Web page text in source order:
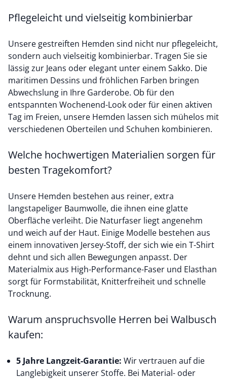
Pflegeleicht und vielseitig kombinierbar
Unsere gestreiften Hemden sind nicht nur pflegeleicht,
sondern auch vielseitig kombinierbar. Tragen Sie sie
lässig zur Jeans oder elegant unter einem Sakko. Die
maritimen Dessins und fröhlichen Farben bringen
Abwechslung in Ihre Garderobe. Ob für den
entspannten Wochenend-Look oder für einen aktiven
Tag im Freien, unsere Hemden lassen sich mühelos mit
verschiedenen Oberteilen und Schuhen kombinieren.
Welche hochwertigen Materialien sorgen für
besten Tragekomfort?
Unsere Hemden bestehen aus reiner, extra
langstapeliger Baumwolle, die ihnen eine glatte
Oberfläche verleiht. Die Naturfaser liegt angenehm
und weich auf der Haut. Einige Modelle bestehen aus
einem innovativen Jersey-Stoff, der sich wie ein T-Shirt
dehnt und sich allen Bewegungen anpasst. Der
Materialmix aus High-Performance-Faser und Elasthan
sorgt für Formstabilität, Knitterfreiheit und schnelle
Trocknung.
Warum anspruchsvolle Herren bei Walbusch
kaufen:
5 Jahre Langzeit-Garantie: Wir vertrauen auf die
Langlebigkeit unserer Stoffe. Bei Material- oder